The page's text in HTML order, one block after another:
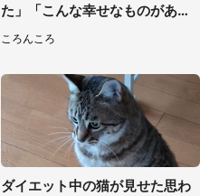
た」「こんな幸せなものがあっ
たなんて...」
ころんころ
ダイエット中の猫が見せた思わ